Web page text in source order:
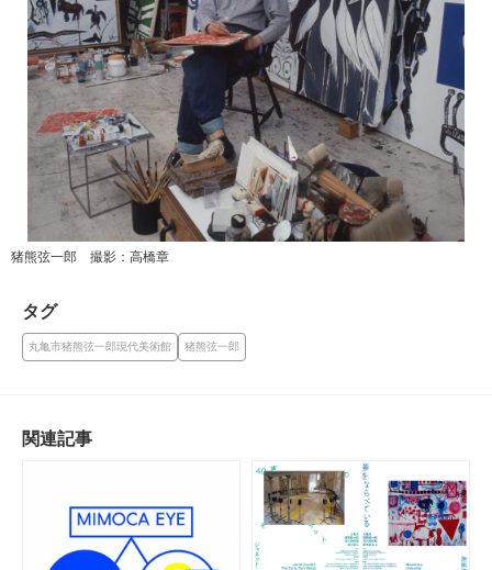
猪熊弦一郎 撮影：高橋章
タグ
丸亀市猪熊弦一郎現代美術館 猪熊弦一郎
関連記事